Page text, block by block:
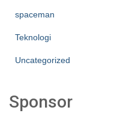
spaceman
Teknologi
Uncategorized
Sponsor